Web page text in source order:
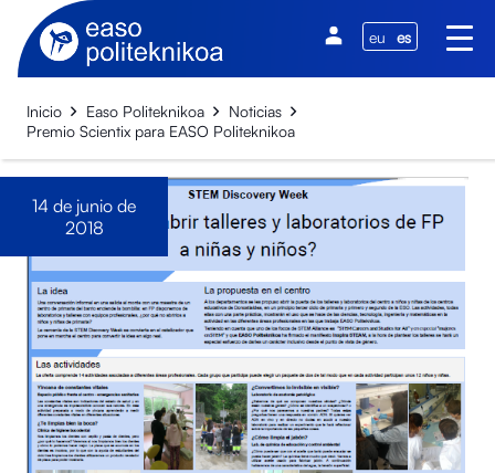
eu es
Inicio Easo Politeknikoa
Noticias
Premio Scientix para EASO Politeknikoa
14 de junio de
2018